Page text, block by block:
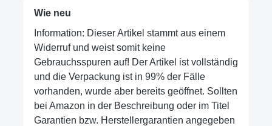
Wie neu
Information: Dieser Artikel stammt aus einem
Widerruf und weist somit keine
Gebrauchsspuren auf! Der Artikel ist vollständig
und die Verpackung ist in 99% der Fälle
vorhanden, wurde aber bereits geöffnet. Sollten
bei Amazon in der Beschreibung oder im Titel
Garantien bzw. Herstellergarantien angegeben